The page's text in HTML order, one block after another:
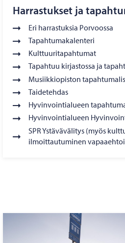
Harrastukset ja
Eri harrastuksia Porvoossa
Tapahtumakalenteri
Kulttuuritapahtumat
Tapahtuu kirjastossa ja
Musiikkiopiston
Taidetehdas
Hyvinvointialueen
Hyvinvointialueen
SPR Ystävävälitys (myös
ilmoittautuminen